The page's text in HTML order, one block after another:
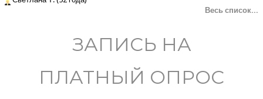
Весь список...
ЗАПИСЬ НА
ПЛАТНЫЙ ОПРОС